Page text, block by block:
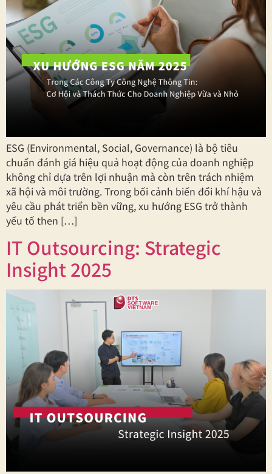
ESG (Environmental, Social, Governance) là bộ tiêu
chuẩn đánh giá hiệu quả hoạt động của doanh nghiệp
không chỉ dựa trên lợi nhuận mà còn trên trách nhiệm
xã hội và môi trường. Trong bối cảnh biến đổi khí hậu và
yêu cầu phát triển bền vững, xu hướng ESG trở thành
yếu tố then […]
IT Outsourcing: Strategic
Insight 2025